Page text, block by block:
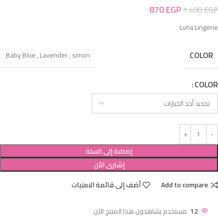
1.400EGP
870EGP
Luna Lingerie
COLOR
Baby Blue,Lavender,simon
COLOR
إضافة إلى السلة
إشترى الأن
Add to compare
أضف إلى قائمة الامنيات
12 مستخدم يشاهدون هذا المنتج الآن